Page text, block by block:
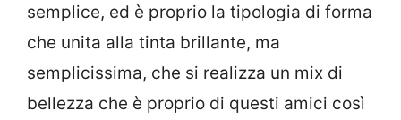
semplice, ed è proprio la tipologia di forma
che unita alla tinta brillante, ma
semplicissima, che si realizza un mix di
bellezza che è proprio di questi amici così